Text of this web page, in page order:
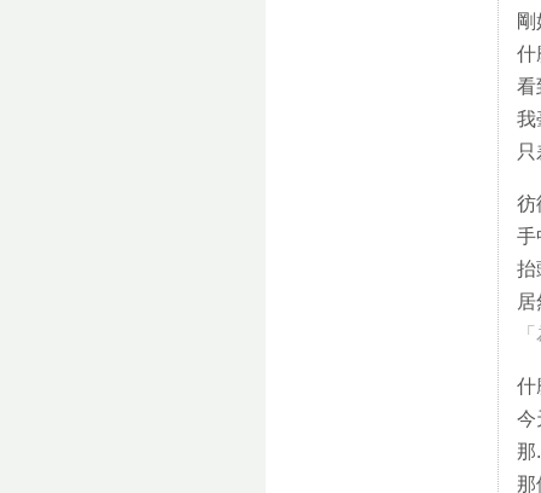
什
看
我
彷
手
抬
什
今
那
那